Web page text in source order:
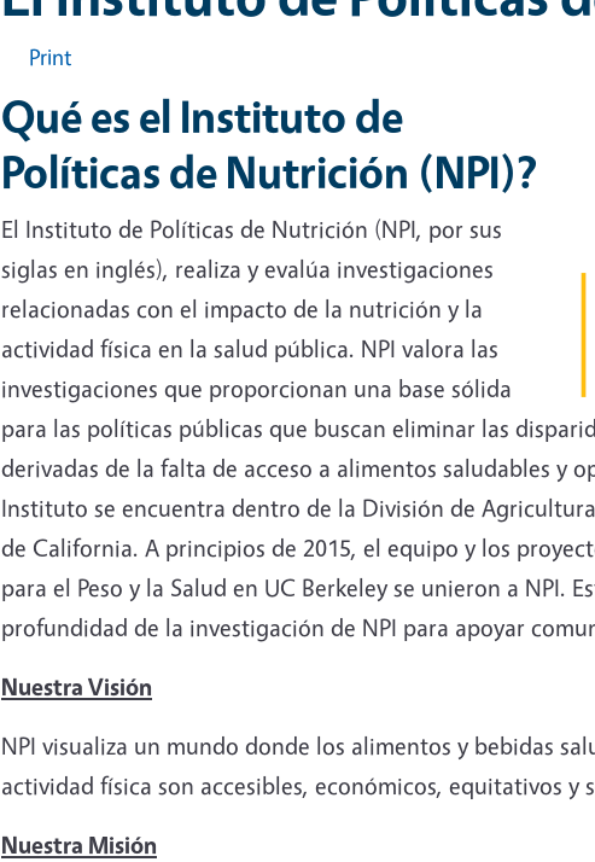
Print
Qué es el Instituto de
Políticas de Nutrición (NPI)?
El Instituto de Políticas de Nutrición (NPI, por sus
siglas en inglés), realiza y evalúa investigaciones
relacionadas con el impacto de la nutrición y la
actividad física en la salud pública. NPI valora las
investigaciones que proporcionan una base sólida
para las políticas públicas que buscan eliminar las
derivadas de la falta de acceso a alimentos saludables y
Instituto se encuentra dentro de la División de
de California. A principios de 2015, el equipo y los
para el Peso y la Salud en UC Berkeley se unieron a NPI.
profundidad de la investigación de NPI para apoyar
Nuestra Visión
NPI visualiza un mundo donde los alimentos y bebidas
actividad física son accesibles, económicos, equitativos y
Nuestra Misión